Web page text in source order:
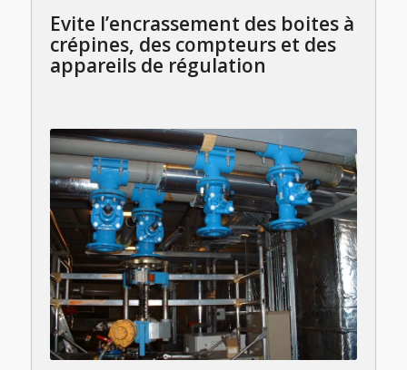
Evite l’encrassement des boites à
crépines, des compteurs et des
appareils de régulation